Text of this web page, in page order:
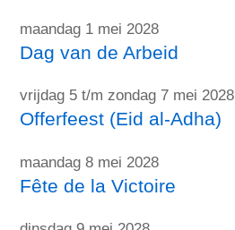
maandag 1 mei 2028
Dag van de Arbeid
vrijdag 5 t/m zondag 7 mei 2028
Offerfeest (Eid al-Adha)
maandag 8 mei 2028
Fête de la Victoire